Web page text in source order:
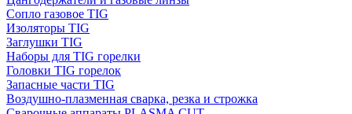
Сопло газовое TIG
Изоляторы TIG
Заглушки TIG
Наборы для TIG горелки
Головки TIG горелок
Запасные части TIG
Воздушно-плазменная сварка, резка и строжка